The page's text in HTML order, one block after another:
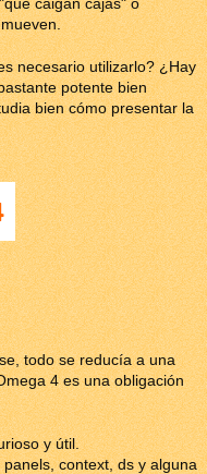
necesario utilizarlo? ¿Hay
potente bien
bien cómo presentar la
en Drupal con Display
todo se reducía a una
4 es una obligación
y útil.
context, ds y alguna